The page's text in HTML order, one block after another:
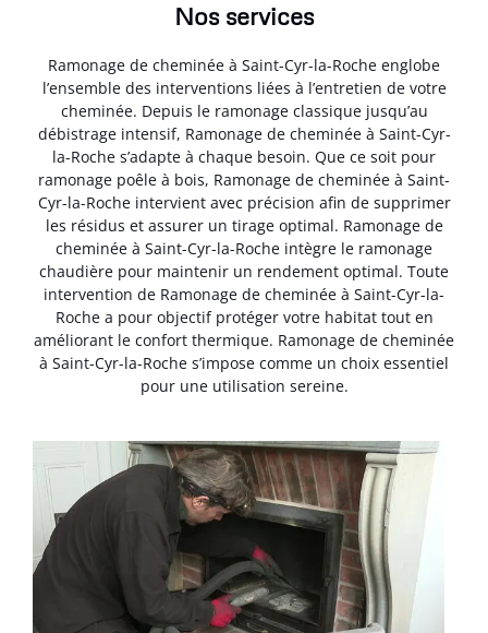
Nos services
Ramonage de cheminée à Saint-Cyr-la-Roche englobe
l’ensemble des interventions liées à l’entretien de votre
cheminée. Depuis le ramonage classique jusqu’au
débistrage intensif, Ramonage de cheminée à Saint-Cyr-
la-Roche s’adapte à chaque besoin. Que ce soit pour
ramonage poêle à bois, Ramonage de cheminée à Saint-
Cyr-la-Roche intervient avec précision afin de supprimer
les résidus et assurer un tirage optimal. Ramonage de
cheminée à Saint-Cyr-la-Roche intègre le ramonage
chaudière pour maintenir un rendement optimal. Toute
intervention de Ramonage de cheminée à Saint-Cyr-la-
Roche a pour objectif protéger votre habitat tout en
améliorant le confort thermique. Ramonage de cheminée
à Saint-Cyr-la-Roche s’impose comme un choix essentiel
pour une utilisation sereine.